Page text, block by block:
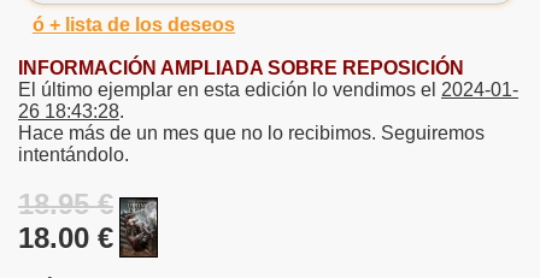
ó + lista de los deseos
INFORMACIÓN AMPLIADA SOBRE REPOSICIÓN
El último ejemplar en esta edición lo vendimos el 2024-01-
26 18:43:28.
Hace más de un mes que no lo recibimos. Seguiremos
intentándolo.
18.95 €
18.00 €